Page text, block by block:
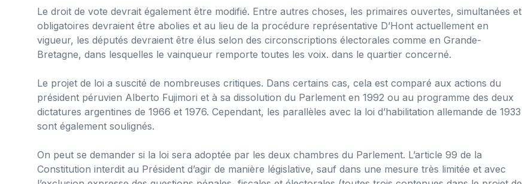
Le droit de vote devrait également être modifié. Entre autres choses, les primaires ouvertes, simultanées et
obligatoires devraient être abolies et au lieu de la procédure représentative D’Hont actuellement en
vigueur, les députés devraient être élus selon des circonscriptions électorales comme en Grande-
Bretagne, dans lesquelles le vainqueur remporte toutes les voix. dans le quartier concerné.
Le projet de loi a suscité de nombreuses critiques. Dans certains cas, cela est comparé aux actions du
président péruvien Alberto Fujimori et à sa dissolution du Parlement en 1992 ou au programme des deux
dictatures argentines de 1966 et 1976. Cependant, les parallèles avec la loi d’habilitation allemande de 1933
sont également soulignés.
On peut se demander si la loi sera adoptée par les deux chambres du Parlement. L’article 99 de la
Constitution interdit au Président d’agir de manière législative, sauf dans une mesure très limitée et avec